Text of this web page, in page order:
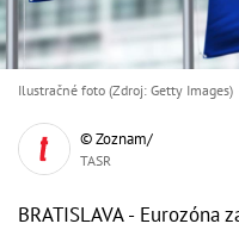
Ilustračné foto (Zdroj: Getty Images)
© Zoznam/
TASR
BRATISLAVA -